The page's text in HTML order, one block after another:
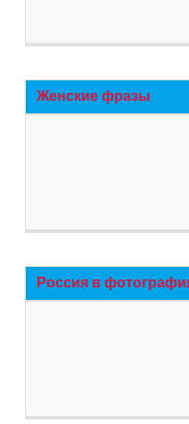
Женские фразы
Россия в